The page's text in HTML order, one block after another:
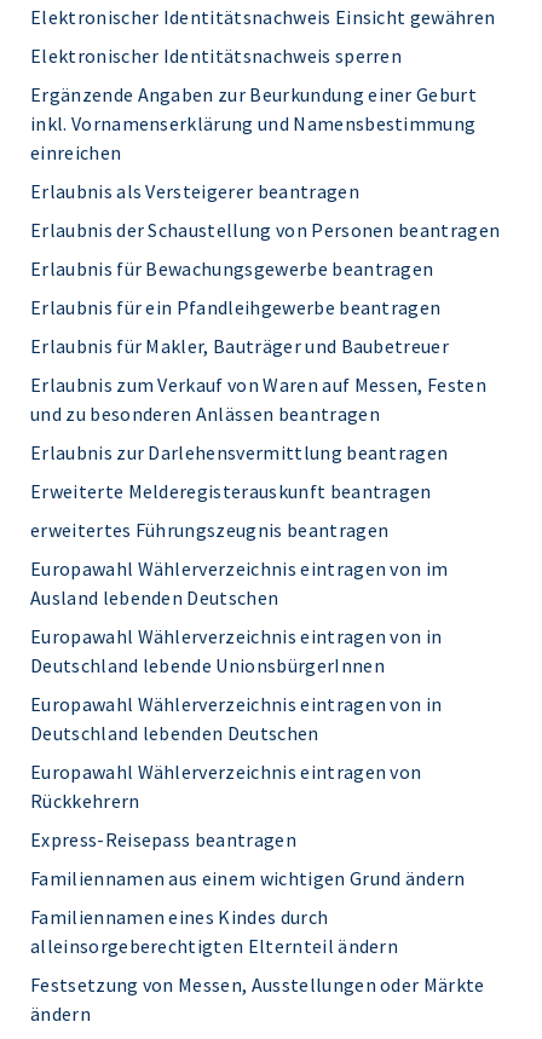
Elektronischer Identitätsnachweis Einsicht gewähren
Elektronischer Identitätsnachweis sperren
Ergänzende Angaben zur Beurkundung einer Geburt
inkl. Vornamenserklärung und Namensbestimmung
einreichen
Erlaubnis als Versteigerer beantragen
Erlaubnis der Schaustellung von Personen beantragen
Erlaubnis für Bewachungsgewerbe beantragen
Erlaubnis für ein Pfandleihgewerbe beantragen
Erlaubnis für Makler, Bauträger und Baubetreuer
Erlaubnis zum Verkauf von Waren auf Messen, Festen
und zu besonderen Anlässen beantragen
Erlaubnis zur Darlehensvermittlung beantragen
Erweiterte Melderegisterauskunft beantragen
erweitertes Führungszeugnis beantragen
Europawahl Wählerverzeichnis eintragen von im
Ausland lebenden Deutschen
Europawahl Wählerverzeichnis eintragen von in
Deutschland lebende UnionsbürgerInnen
Europawahl Wählerverzeichnis eintragen von in
Deutschland lebenden Deutschen
Europawahl Wählerverzeichnis eintragen von
Rückkehrern
Express-Reisepass beantragen
Familiennamen aus einem wichtigen Grund ändern
Familiennamen eines Kindes durch
alleinsorgeberechtigten Elternteil ändern
Festsetzung von Messen, Ausstellungen oder Märkte
ändern